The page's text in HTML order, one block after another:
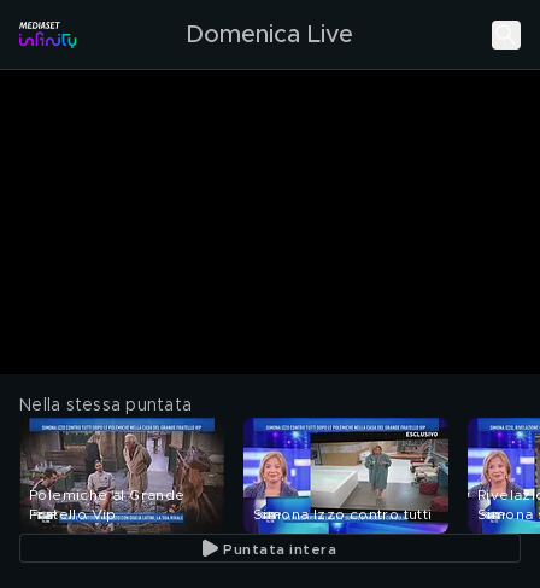
Domenica Live
Nella stessa puntata
Polemiche al Grande
Fratello Vip
Simona Izzo contro tutti
Simona
Puntata intera